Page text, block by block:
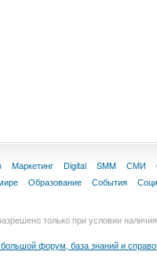
Маркетинг Digital SMM СМИ
Образование События
только при условии
форум, база знаний и